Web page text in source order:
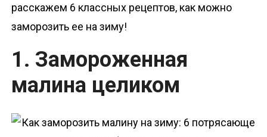
расскажем 6 классных рецептов, как можно
заморозить ее на зиму!
1. Замороженная
малина целиком